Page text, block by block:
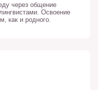
через общение
Освоение
как и родного.